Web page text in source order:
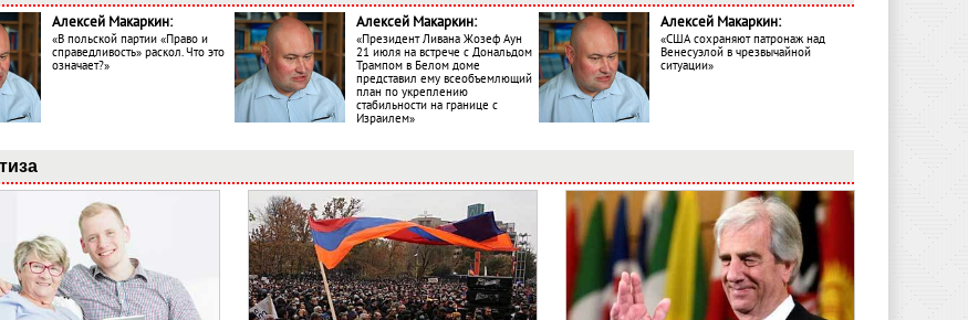
Алексей Макаркин:
«В польской партии «Право и
справедливость» раскол. Что это
означает?»
Алексей Макаркин:
«Президент Ливана Жозеф Аун
21 июля на встрече с Дональдом
Трампом в Белом доме
представил ему всеобъемлющий
план по укреплению
стабильности на границе с
Израилем»
Алексей Макаркин:
«США сохраняют патронаж над
Венесуэлой в чрезвычайной
ситуации»